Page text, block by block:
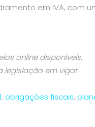
em IVA, com
online disponíveis.
legislação em vigor.
, obrigações fiscais,